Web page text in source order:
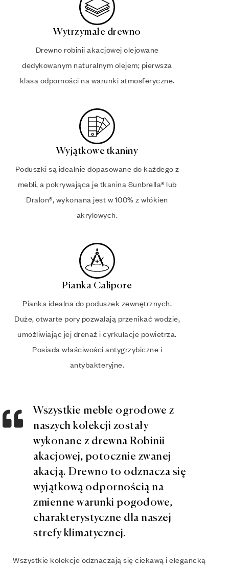
Wytrzymałe drewno
Drewno robinii akacjowej olejowane
dedykowanym naturalnym olejem; pierwsza
klasa odporności na warunki atmosferyczne.
Wyjątkowe tkaniny
Poduszki są idealnie dopasowane do każdego z
mebli, a pokrywająca je tkanina Sunbrella® lub
Dralon®, wykonana jest w 100% z włókien
akrylowych.
Pianka Calipore
Pianka idealna do poduszek zewnętrznych.
Duże, otwarte pory pozwalają przenikać wodzie,
umożliwiając jej drenaż i cyrkulacje powietrza.
Posiada właściwości antygrzybiczne i
antybakteryjne.
Wszystkie meble ogrodowe z
naszych kolekcji zostały
wykonane z drewna Robinii
akacjowej, potocznie zwanej
akacją. Drewno to odznacza się
wyjątkową odpornością na
zmienne warunki pogodowe,
charakterystyczne dla naszej
strefy klimatycznej.
Wszystkie kolekcje odznaczają się ciekawą i elegancką